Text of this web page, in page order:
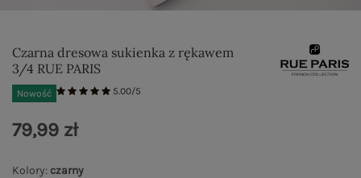
Czarna dresowa sukienka z rękawem
3/4 RUE PARIS
Nowość 5.00/5
Kolory: czarny
79,99 zł